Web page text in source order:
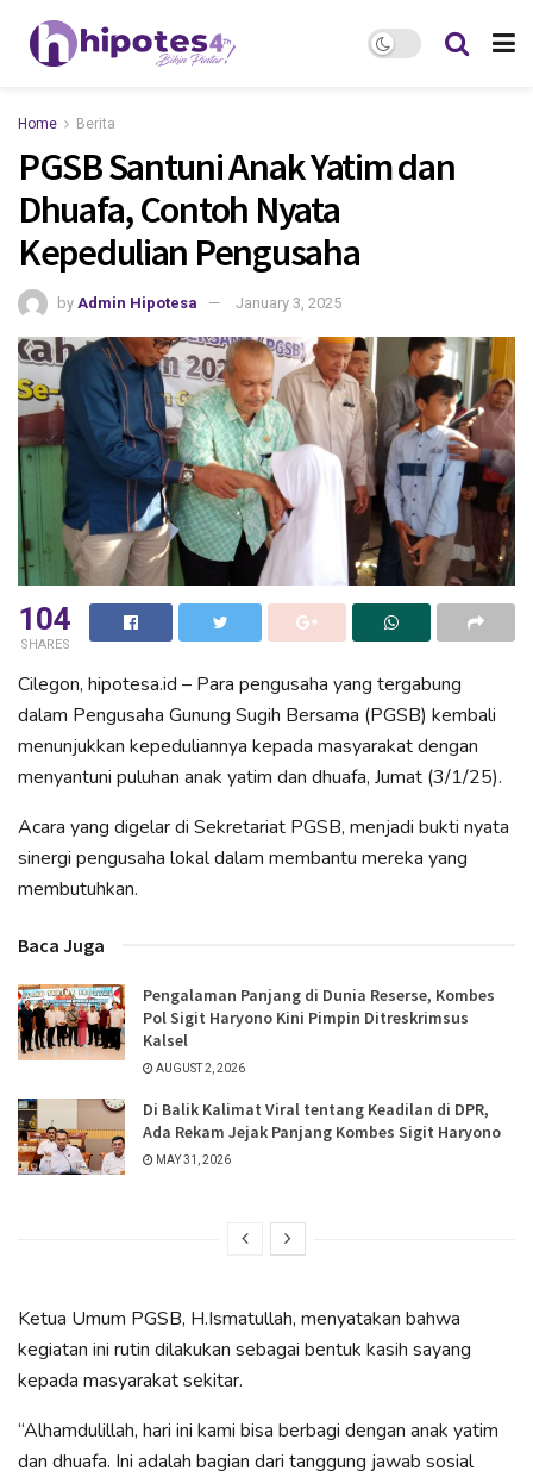
Home Berita
PGSB Santuni Anak Yatim dan
Dhuafa, Contoh Nyata
Kepedulian Pengusaha
by Admin Hipotesa January 3, 2025
104
SHARES
Cilegon, hipotesa.id – Para pengusaha yang tergabung
dalam Pengusaha Gunung Sugih Bersama (PGSB) kembali
menunjukkan kepeduliannya kepada masyarakat dengan
menyantuni puluhan anak yatim dan dhuafa, Jumat (3/1/25).
Acara yang digelar di Sekretariat PGSB, menjadi bukti nyata
sinergi pengusaha lokal dalam membantu mereka yang
membutuhkan.
Baca Juga
Pengalaman Panjang di Dunia Reserse, Kombes
Pol Sigit Haryono Kini Pimpin Ditreskrimsus
Kalsel
AUGUST 2, 2026
Di Balik Kalimat Viral tentang Keadilan di DPR,
Ada Rekam Jejak Panjang Kombes Sigit Haryono
MAY 31, 2026
Ketua Umum PGSB, H.Ismatullah, menyatakan bahwa
kegiatan ini rutin dilakukan sebagai bentuk kasih sayang
kepada masyarakat sekitar.
“Alhamdulillah, hari ini kami bisa berbagi dengan anak yatim
dan dhuafa. Ini adalah bagian dari tanggung jawab sosial